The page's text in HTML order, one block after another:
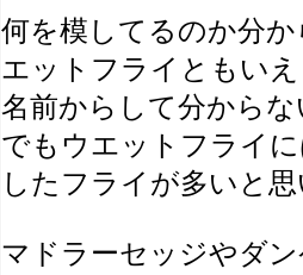
何を模してるのか分
エットフライともい
名前からして分から
でもウエットフライ
したフライが多いと
マドラーセッジやダ